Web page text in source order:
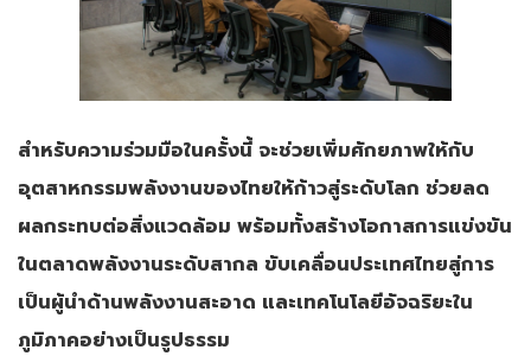
สำหรับความร่วมมือในครั้งนี้ จะช่วยเพิ่มศักยภาพให้กับ
อุตสาหกรรมพลังงานของไทยให้ก้าวสู่ระดับโลก ช่วยลด
ผลกระทบต่อสิ่งแวดล้อม พร้อมทั้งสร้างโอกาสการแข่งขัน
ในตลาดพลังงานระดับสากล ขับเคลื่อนประเทศไทยสู่การ
เป็นผู้นำด้านพลังงานสะอาด และเทคโนโลยีอัจฉริยะใน
ภูมิภาคอย่างเป็นรูปธรรม